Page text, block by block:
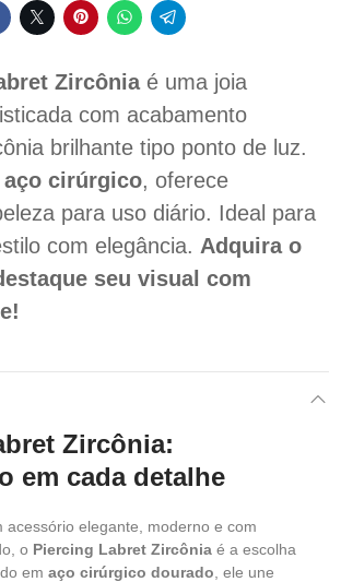
Zircôniaé uma joia
com acabamento
brilhante tipo ponto de luz.
aço cirúrgico, oferece
para uso diário. Ideal para
com elegância. Adquira o
seu visual com
Zircônia:
em cada detalhe
acessório elegante, moderno e com
o Piercing Labret Zircônia é a escolha
em aço cirúrgico dourado , ele une